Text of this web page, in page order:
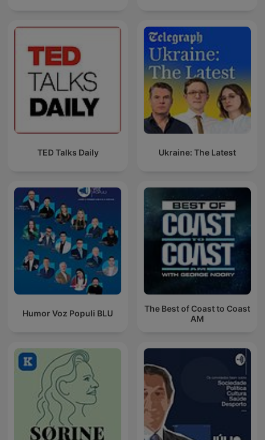
TED Talks Daily Ukraine: The Latest
Humor Voz Populi BLU
The Best of Coast to Coast
AM